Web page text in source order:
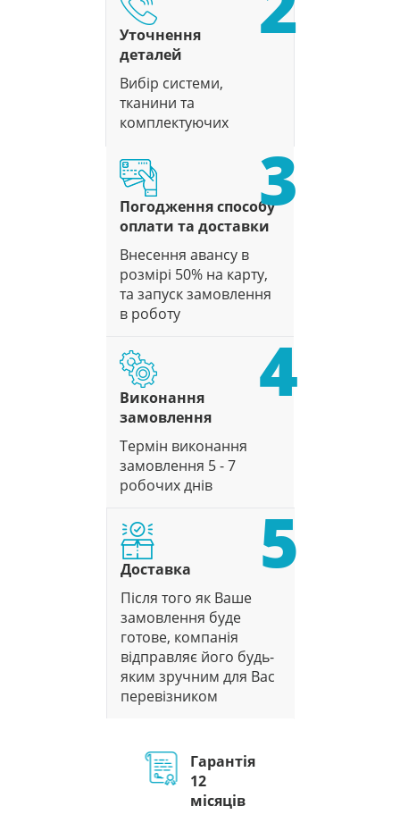
Уточнення
деталей
Вибір системи,
тканини та
комплектуючих
3
Погодження способу
оплати та доставки
Внесення авансу в
розмірі 50% на карту,
та запуск замовлення
в роботу
4
Виконання
замовлення
Термін виконання
замовлення 5 - 7
робочих днів
5
Доставка
Після того як Ваше
замовлення буде
готове, компанія
відправляє його будь-
яким зручним для Вас
перевізником
Гарантія
12
місяців